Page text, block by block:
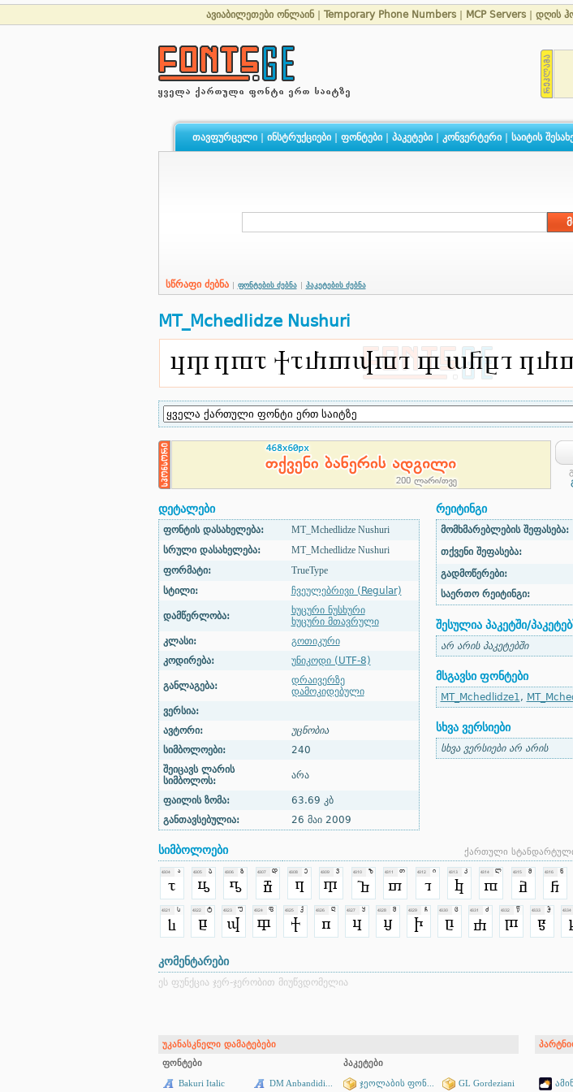
ავიაბილეთები ონლაინ Temporary Phone Numbers MCP Servers დღის
თავფურცელი| ინსტრუქციები| ფონტები| პაკეტები| კონვერტერი| საიტის
სწრაფი ძებნა ფონტების ძებნა პაკეტების ძებნა
MT_Mchedlidze Nushuri
დეტალები
ფონტის დასახელება:
MT_Mchedlidze Nushuri
სრული დასახელება:
MT_Mchedlidze Nushuri
ფორმატი:
TrueType
სტილი:
ჩვეულებრივი (Regular)
დამწერლობა:
ხუცური ნუსხური
ხუცური მთავრული
კლასი:
გოთიკური
კოდირება:
უნიკოდი (UTF-8)
განლაგება:
დრაივერზე
დამოკიდებული
ვერსია:
ავტორი:
უცნობია
სიმბოლოები:
240
შეიცავს ლარის
სიმბოლოს:
არა
ფაილის ზომა:
63.69 კბ
განთავსებულია:
26 მაი 2009
რეიტინგი
მომხმარებლების შეფასება:
თქვენი შეფასება:
გადმოწერები:
საერთო რეიტინგი:
შესულია პაკეტში/
არ არის პაკეტებში
მსგავსი ფონტები
MT_Mchedlidze1,
სხვა ვერსიები
სხვა ვერსიები არ არის
სიმბოლოები ქართული
კომენტარები
ეს ფუნქცია ჯერ-ჯერობით მიუწვდომელია
უკანასკნელი დამატებები
ფონტები
პაკეტები
Bakuri Italic DM Anbandidi... ჯეოლაბის ფონ... GL Gordeziani